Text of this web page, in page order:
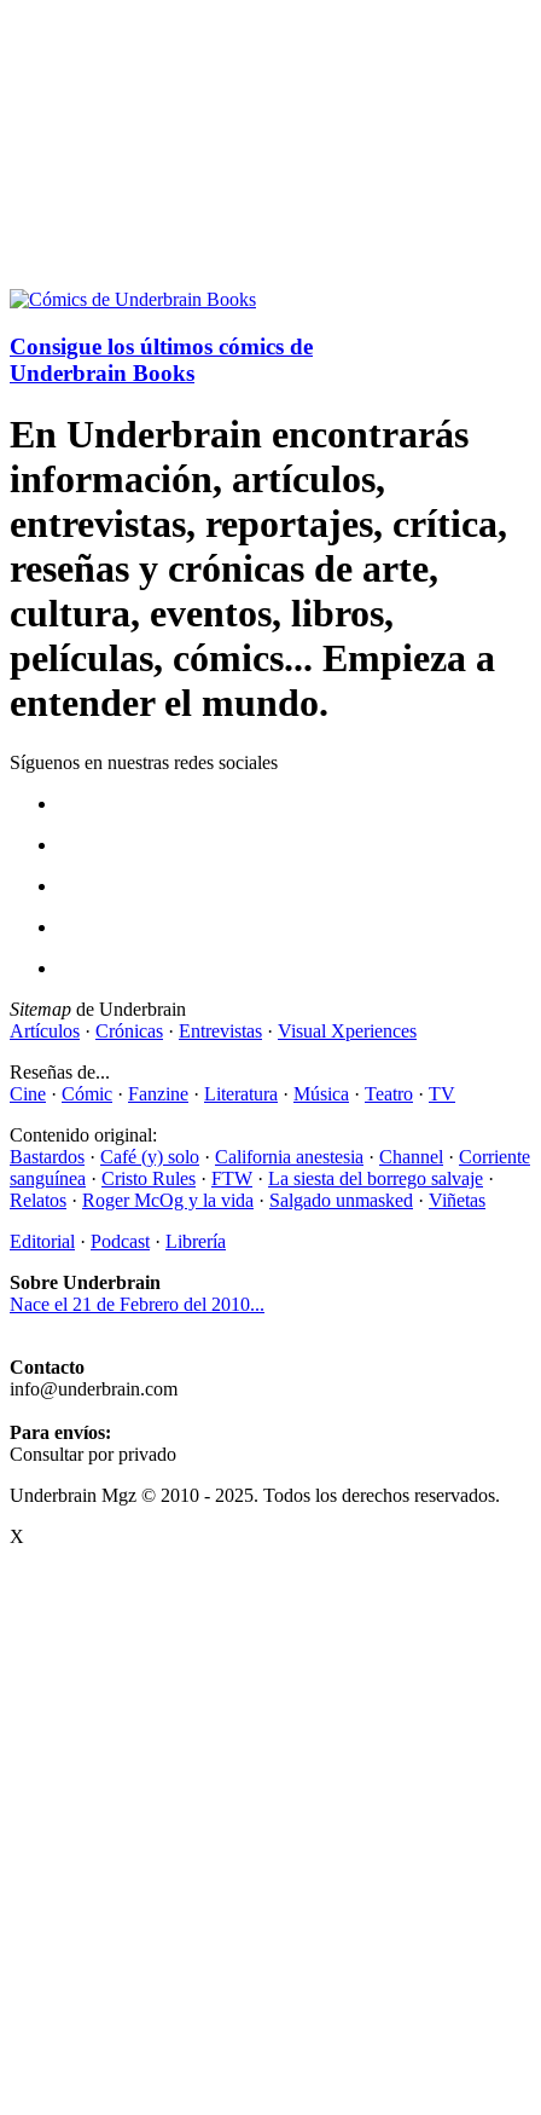
Consigue los últimos cómics de
Underbrain Books
En Underbrain encontrarás
información, artículos,
entrevistas, reportajes, crítica,
reseñas y crónicas de arte,
cultura, eventos, libros,
películas, cómics... Empieza a
entender el mundo.
Síguenos en nuestras redes sociales
Sitemap de Underbrain
Artículos · Crónicas · Entrevistas · Visual Xperiences
Reseñas de...
Cine · Cómic · Fanzine · Literatura · Música · Teatro · TV
Contenido original:
Bastardos · Café (y) solo · California anestesia · Channel · Corriente
sanguínea · Cristo Rules · FTW · La siesta del borrego salvaje ·
Relatos · Roger McOg y la vida · Salgado unmasked · Viñetas
Editorial · Podcast · Librería
Sobre Underbrain
Nace el 21 de Febrero del 2010...
Contacto
info@underbrain.com
Para envíos:
Consultar por privado
Underbrain Mgz © 2010 - 2025. Todos los derechos reservados.
X